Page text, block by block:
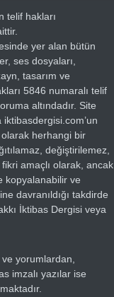
telif hakları
yer alan bütün
ses dosyaları,
tasarım ve
5846 numaralı telif
altındadır. Site
olarak herhangi bir
değiştirilemez,
amaçlı olarak, ancak
kopyalanabilir ve
davranıldığı takdirde
İktibas Dergisi veya
yorumlardan,
imzalı yazılar ise